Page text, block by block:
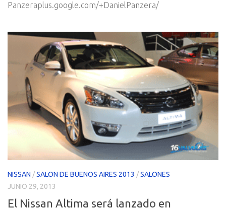
Panzeraplus.google.com/+DanielPanzera/
NISSAN /SALON DE BUENOS AIRES 2013 /SALONES
JUNIO 29, 2013
El Nissan Altima será lanzado en